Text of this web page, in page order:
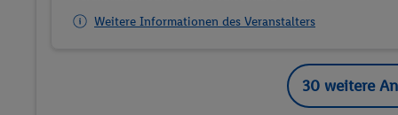
Weitere Informationen des Veranstalters
30 weitere